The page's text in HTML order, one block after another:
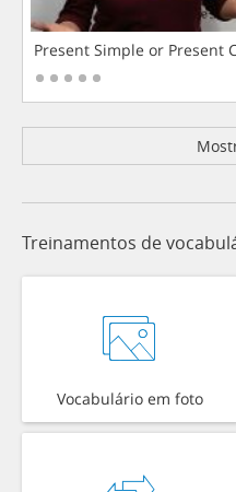
Present Simple or Present
Treinamentos de
Vocabulário em foto